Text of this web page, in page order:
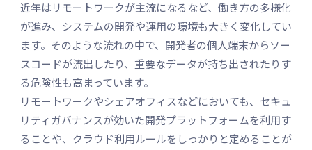
近年はリモートワークが主流になるなど、働き方の多様化
が進み、システムの開発や運用の環境も大きく変化してい
ます。そのような流れの中で、開発者の個人端末からソー
スコードが流出したり、重要なデータが持ち出されたりす
る危険性も高まっています。
リモートワークやシェアオフィスなどにおいても、セキュ
リティガバナンスが効いた開発プラットフォームを利用す
ることや、クラウド利用ルールをしっかりと定めることが